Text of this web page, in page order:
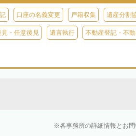
口座の名義変更 戸籍収集 遺産分割
見・任意後見 遺言執行 不動産登記・不
各事務所の詳細情報とお